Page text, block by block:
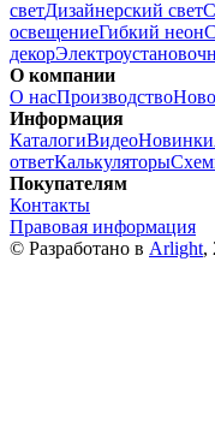
светДизайнерский свет
освещениеГибкий неон
декор
О компании
О насПроизводство
Информация
КаталогиВидеоНовинки
ответКалькуляторы
Покупателям
Контакты
Правовая информация
© Разработано в Arlight,